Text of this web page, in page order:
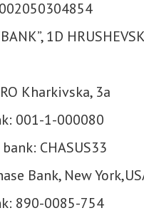
1D
Kharkivska, 3a
001-1-000080
CHASUS33
Bank, New
890-0085-754